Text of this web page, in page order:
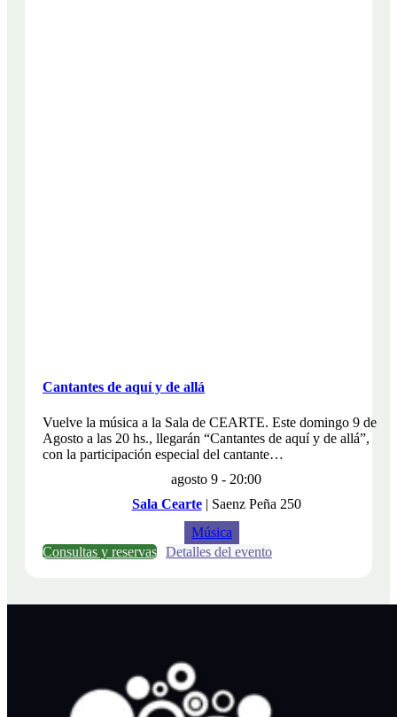
Cantantes de aquí y de allá
Vuelve la música a la Sala de CEARTE. Este domingo 9 de
Agosto a las 20 hs., llegarán “Cantantes de aquí y de allá”,
con la participación especial del cantante…
agosto 9 - 20:00
Sala Cearte| Saenz Peña 250
Música
Consultas y reservas Detalles del evento